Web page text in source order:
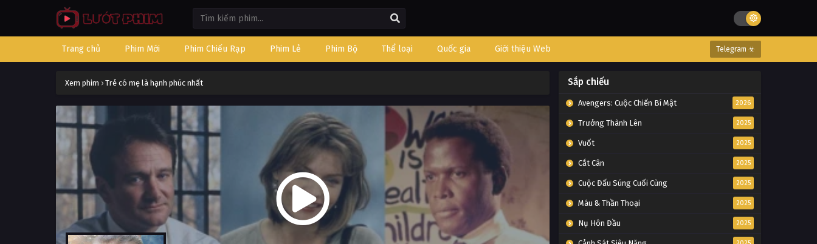
Trang chủ Phim Mới Phim Chiếu Rạp Phim Lẻ Phim Bộ Thể loại Quốc gia Giới thiệu Web Telegram ☣
Xem phim › Trẻ có mẹ là hạnh phúc nhất Sắp chiếu
Avengers: Cuộc Chiến Bí Mật 2026
Trưởng Thành Lên 2025
Vuốt 2025
Cắt Cân 2025
Cuộc Đấu Súng Cuối Cùng 2025
Máu & Thần Thoại 2025
Nụ Hôn Đầu 2025